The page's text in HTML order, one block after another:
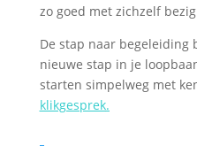
zo goed met zichzelf
De stap naar begeleiding
nieuwe stap in je
starten simpelweg met
klikgesprek.